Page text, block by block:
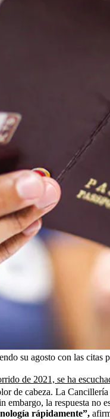
su agosto con las
de 2021, se ha
de cabeza. La
embargo, la respuesta no
rápidamente”,